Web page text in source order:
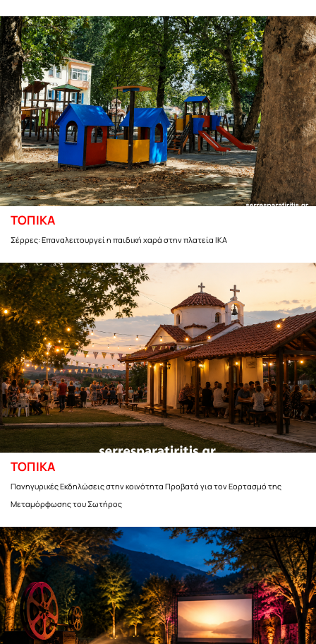
ΤΟΠΙΚΑ
Σέρρες: Επαναλειτουργεί η παιδική χαρά στην πλατεία ΙΚΑ
ΤΟΠΙΚΑ
Πανηγυρικές Εκδηλώσεις στην κοινότητα Προβατά για τον Εορτασμό της
Μεταμόρφωσης του Σωτήρος